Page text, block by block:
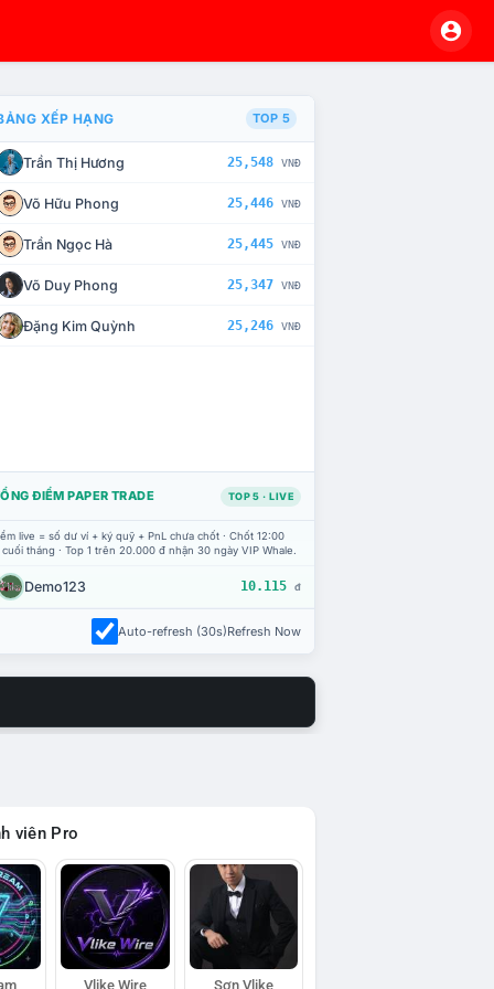
CHẾ TÀI XỬ LÝ VI PHẠM
XẾP HẠNG TOP 5
Trần Thị Hương 25,548 VNĐ
Võ Hữu Phong 25,446 VNĐ
Trần Ngọc Hà 25,445 VNĐ
Võ Duy Phong 25,347 VNĐ
Đặng Kim Quỳnh 25,246 VNĐ
ĐIỂM PAPER TRADE TOP 5 · LIVE
live = số dư ví + ký quỹ + PnL chưa chốt · Chốt 12:00
tháng · Top 1 trên 20.000 đ nhận 30 ngày VIP Whale.
Demo123 10.115 đ
Auto-refresh (30s)Refresh Now
viên Pro
Vlike Wire Sơn Vlike